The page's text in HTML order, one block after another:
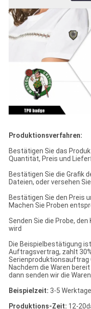
Produktionsverfahren:
Bestätigen Sie das
Quantität, Preis und
Bestätigen Sie die Grafik
Dateien, oder versehen
Bestätigen Sie den Preis
Machen Sie Proben
Senden Sie die Probe,
wird
Die Beispielbestätigung
Auftragsvertrag, zahlt
Serienproduktionsauftrag
Nachdem die Waren
dann senden wir die Waren.
Beispielzeit: 3-5 Werktage
Produktions-Zeit: 12-